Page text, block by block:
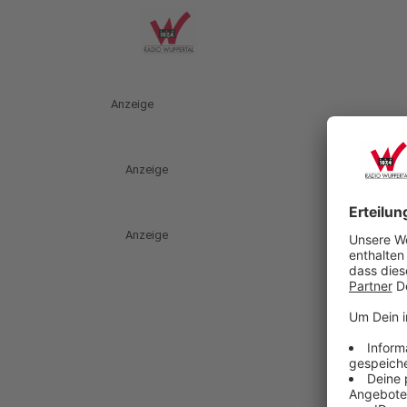
Anzeige
Anzeige
Anzeige